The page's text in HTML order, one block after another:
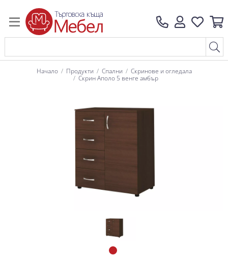
Начало Продукти Спални
Скринове и огледала
Скрин Аполо 5 венге амбър